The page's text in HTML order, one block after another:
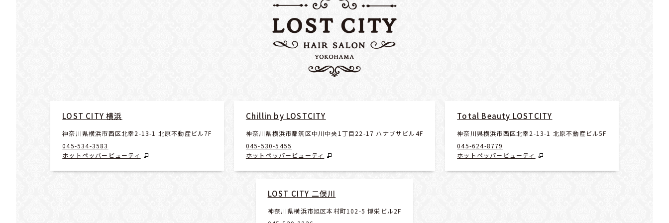
LOST CITY 横浜
神奈川県横浜市西区北幸2-13-1 北原不動産ビル7F
045-534-3583
ホットペッパービューティ
Chillin by LOSTCITY
神奈川県横浜市都筑区中川中央1丁目22-17 ハナブサビル4F
045-530-5455
ホットペッパービューティ
Total Beauty LOSTCITY
神奈川県横浜市西区北幸2-13-1 北原不動産ビル5F
045-624-8779
ホットペッパービューティ
LOST CITY 二俣川
神奈川県横浜市旭区本村町102-5 博栄ビル2F